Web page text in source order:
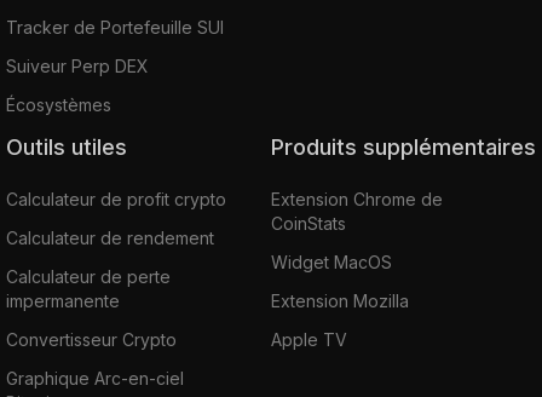
Tracker de Portefeuille SUI
Suiveur Perp DEX
Écosystèmes
Outils utiles
Calculateur de profit crypto
Calculateur de rendement
Calculateur de perte
impermanente
Convertisseur Crypto
Graphique Arc-en-ciel
Produits supplémentaires
Extension Chrome de
CoinStats
Widget MacOS
Extension Mozilla
Apple TV